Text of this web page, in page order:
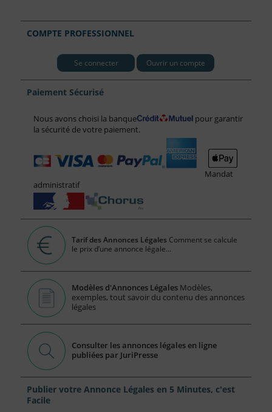
COMPTE PROFESSIONNEL
Se connecter Ouvrir un compte
Paiement Sécurisé
Nous avons choisi la banque
pour garantir
la sécurité de votre paiement.
Mandat
administratif
Tarif des Annonces Légales Comment se calcule
le prix d’une annonce légale...
Modèles d'Annonces Légales Modèles,
exemples, tout savoir du contenu des annonces
légales
Consulter les annonces légales en ligne
publiées par JuriPresse
Publier votre Annonce Légales en 5 Minutes, c'est
Facile